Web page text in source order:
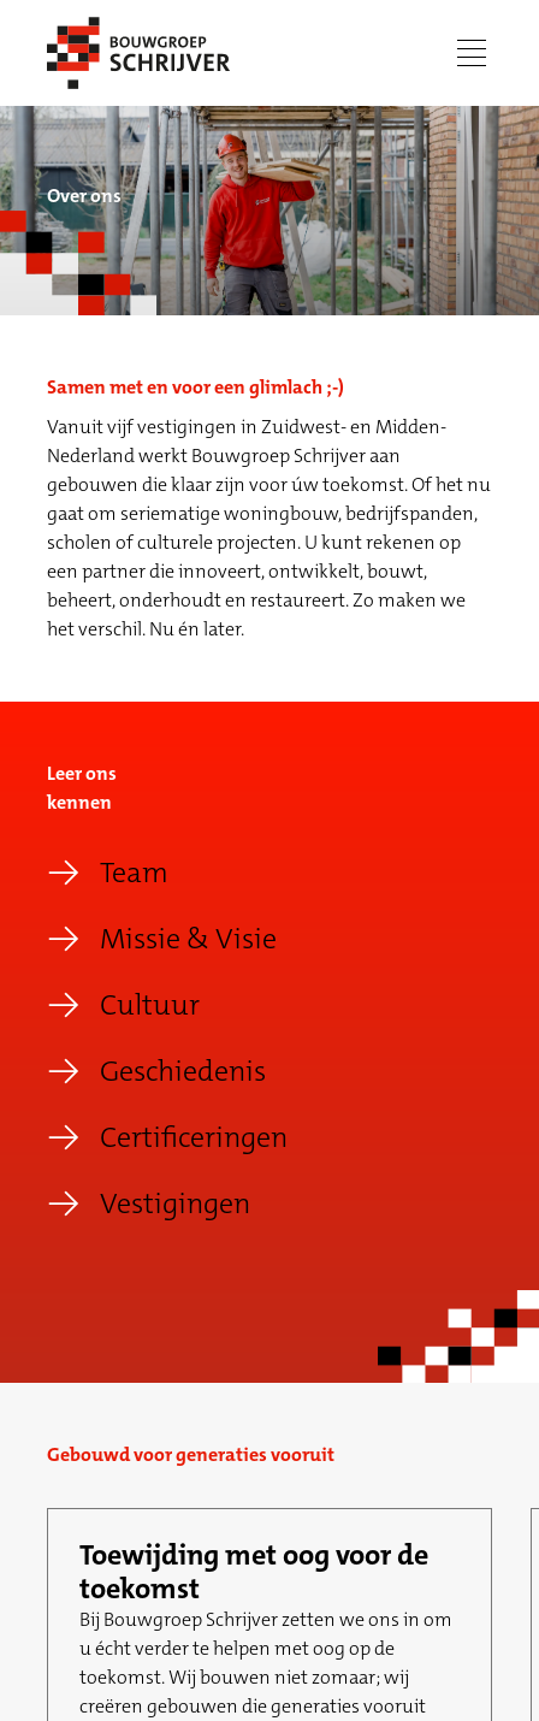
menu
Werken bij
Over ons
Samen met en voor een glimlach ;-)
Vanuit vijf vestigingen in Zuidwest- en Midden-
Nederland werkt Bouwgroep Schrijver aan
gebouwen die klaar zijn voor úw toekomst. Of het nu
gaat om seriematige woningbouw, bedrijfspanden,
scholen of culturele projecten. U kunt rekenen op
een partner die innoveert, ontwikkelt, bouwt,
beheert, onderhoudt en restaureert. Zo maken we
het verschil. Nu én later.
Leer ons
kennen
Team
Missie & Visie
Cultuur
Geschiedenis
Certificeringen
Vestigingen
Gebouwd voor generaties vooruit
Toewijding met oog voor de
toekomst
Bij Bouwgroep Schrijver zetten we ons in om
u écht verder te helpen met oog op de
toekomst. Wij bouwen niet zomaar; wij
creëren gebouwen die generaties vooruit